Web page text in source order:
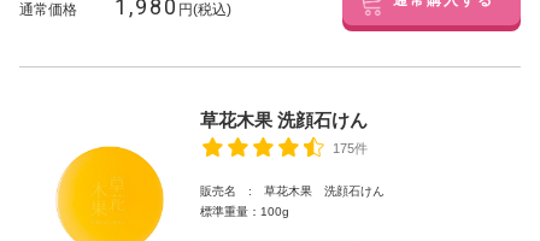
通常価格 1,980 円(税込)
草花木果 洗顔石けん
175件
販売名 : 草花木果 洗顔石けん
標準重量：100g